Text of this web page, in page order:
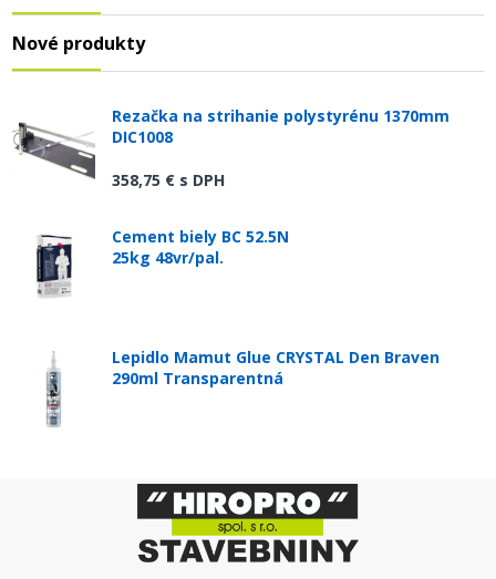
Nové produkty
Rezačka na strihanie polystyrénu 1370mm
DIC1008
358,75 € s DPH
Cement biely BC 52.5N
25kg 48vr/pal.
Lepidlo Mamut Glue CRYSTAL Den Braven
290ml Transparentná